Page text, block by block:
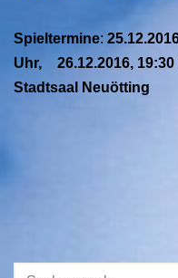
Spieltermine:
Uhr, 26.12.2016,
Stadtsaal Neuötting